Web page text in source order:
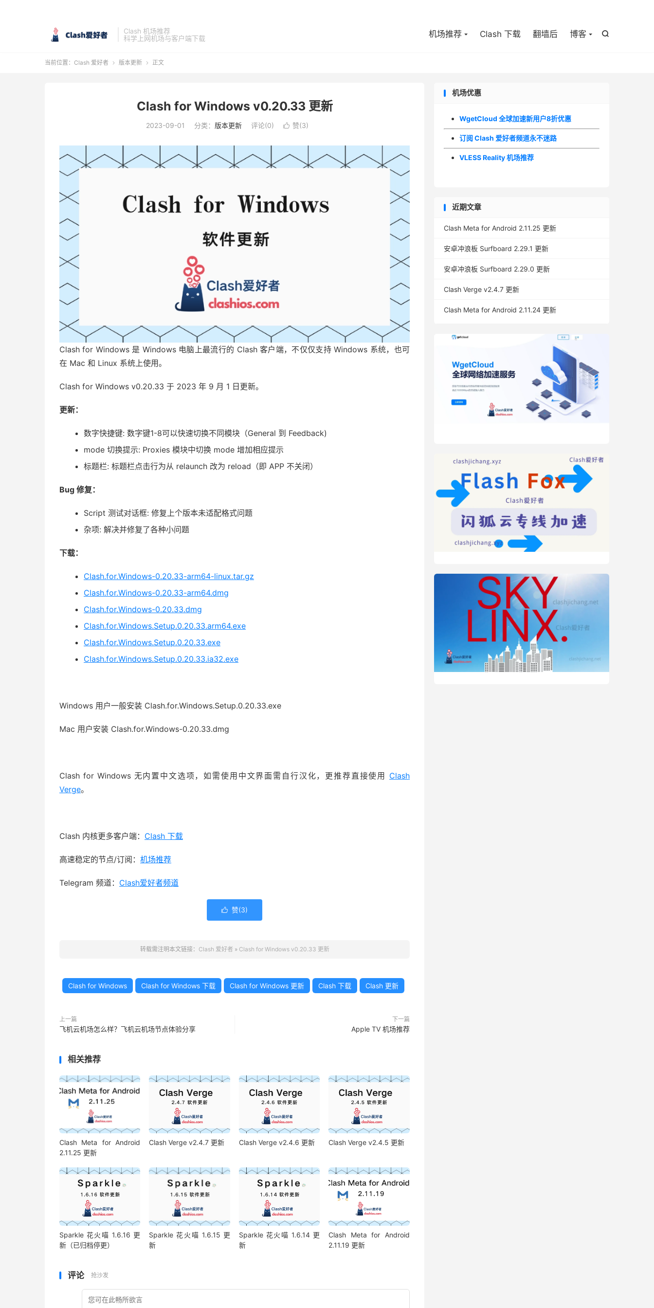
Clash 机场推荐
科学上网机场与客户端下载

机场推荐 Clash 下载 翻墙后 博客
当前位置： Clash 爱好者  版本更新  正文
Clash for Windows v0.20.33 更新
2023-09-01 分类： 版本更新 评论(0)  赞(3)
Clash for Windows 是 Windows 电脑上最流行的 Clash 客户端，不仅仅支持 Windows 系统，也可
在 Mac 和 Linux 系统上使用。
Clash for Windows v0.20.33 于 2023 年 9 月 1 日更新。
更新：
数字快捷键: 数字键1-8可以快速切换不同模块（General 到 Feedback)
mode 切换提示: Proxies 模块中切换 mode 增加相应提示
标题栏: 标题栏点击行为从 relaunch 改为 reload（即 APP 不关闭）
Bug 修复：
Script 测试对话框: 修复上个版本未适配格式问题
杂项: 解决并修复了各种小问题
下载：
Clash.for.Windows-0.20.33-arm64-linux.tar.gz
Clash.for.Windows-0.20.33-arm64.dmg
Clash.for.Windows-0.20.33.dmg
Clash.for.Windows.Setup.0.20.33.arm64.exe
Clash.for.Windows.Setup.0.20.33.exe
Clash.for.Windows.Setup.0.20.33.ia32.exe
Windows 用户一般安装 Clash.for.Windows.Setup.0.20.33.exe
Mac 用户安装 Clash.for.Windows-0.20.33.dmg
Clash for Windows 无内置中文选项，如需使用中文界面需自行汉化，更推荐直接使用 Clash
Verge。
Clash 内核更多客户端： Clash 下载
高速稳定的节点/订阅： 机场推荐
Telegram 频道： Clash爱好者频道
 赞(3)
转载需注明本文链接： Clash 爱好者 » Clash for Windows v0.20.33 更新
Clash for Windows Clash for Windows 下载 Clash for Windows 更新 Clash 下载 Clash 更新
上一篇
飞机云机场怎么样？飞机云机场节点体验分享
下一篇
Apple TV 机场推荐
相关推荐
Clash Meta for Android
2.11.25 更新
Clash Verge v2.4.7 更新 Clash Verge v2.4.6 更新 Clash Verge v2.4.5 更新
Sparkle 花火喵 1.6.16 更
新（已归档停更）
Sparkle 花火喵 1.6.15 更
新
Sparkle 花火喵 1.6.14 更
新
Clash Meta for Android
2.11.19 更新
评论 抢沙发
机场优惠
WgetCloud 全球加速新用户8折优惠
订阅 Clash 爱好者频道永不迷路
VLESS Reality 机场推荐
近期文章
Clash Meta for Android 2.11.25 更新
安卓冲浪板 Surfboard 2.29.1 更新
安卓冲浪板 Surfboard 2.29.0 更新
Clash Verge v2.4.7 更新
Clash Meta for Android 2.11.24 更新